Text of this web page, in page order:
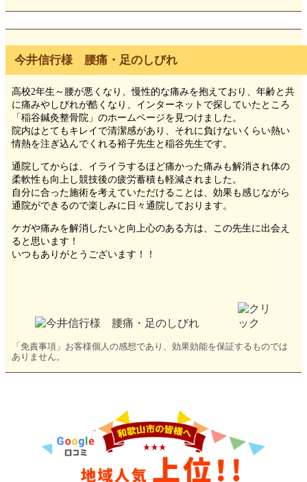
今井信行様 腰痛・足のしびれ
高校2年生～腰が悪くなり、慢性的な痛みを抱えており、年齢と共
に痛みやしびれが酷くなり、インターネットで探していたところ
「稲谷鍼灸整骨院」のホームページを見つけました。
院内はとてもキレイで清潔感があり、それに負けないくらい熱い
情熱を注ぎ込んでくれる裕子先生と稲谷先生です。
通院してからは、イライラするほど痛かった痛みも解消され体の
柔軟性も向上し競技後の疲労蓄積も軽減されました。
自分に合った施術を考えていただけることは、効果も感じながら
通院ができるので楽しみに日々通院しております。
ケガや痛みを解消したいと向上心のある方は、この先生に出会え
ると思います！
いつもありがとうございます！！
「免責事項」お客様個人の感想であり、効果効能を保証するものでは
ありません。